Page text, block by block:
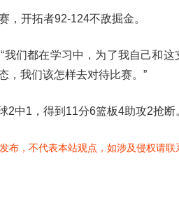
，开拓者92-124不敌掘金。
们都在学习中，为了我自己和
，我们该怎样去对待比赛。”
中1，得到11分6篮板4助攻2抢断
布，不代表本站观点，如涉及侵权请联